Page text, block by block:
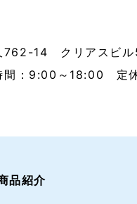
762-14 クリアスビ
：9:00～18:00 定休
品紹介